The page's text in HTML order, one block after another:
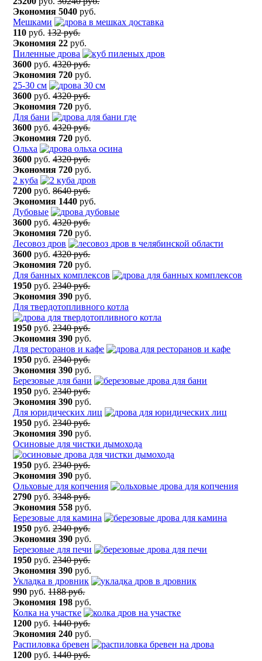
Экономия 5040 руб.
Мешками
110 руб.132 руб.
Экономия 22 руб.
Пиленные дрова
3600 руб.4320 руб.
Экономия 720 руб.
25-30 см
3600 руб.4320 руб.
Экономия 720 руб.
Для бани
3600 руб.4320 руб.
Экономия 720 руб.
Ольха
3600 руб.4320 руб.
Экономия 720 руб.
2 куба
7200 руб.8640 руб.
Экономия 1440 руб.
Дубовые
3600 руб.4320 руб.
Экономия 720 руб.
Лесовоз дров
3600 руб.4320 руб.
Экономия 720 руб.
Для банных комплексов
1950 руб.2340 руб.
Экономия 390 руб.
Для твердотопливного котла
1950 руб.2340 руб.
Экономия 390 руб.
Для ресторанов и кафе
1950 руб.2340 руб.
Экономия 390 руб.
Березовые для бани
1950 руб.2340 руб.
Экономия 390 руб.
Для юридических лиц
1950 руб.2340 руб.
Экономия 390 руб.
Осиновые для чистки дымохода
1950 руб.2340 руб.
Экономия 390 руб.
Ольховые для копчения
2790 руб.3348 руб.
Экономия 558 руб.
Березовые для камина
1950 руб.2340 руб.
Экономия 390 руб.
Березовые для печи
1950 руб.2340 руб.
Экономия 390 руб.
Укладка в дровник
990 руб.1188 руб.
Экономия 198 руб.
Колка на участке
1200 руб.1440 руб.
Экономия 240 руб.
Распиловка бревен
1200 руб.1440 руб.